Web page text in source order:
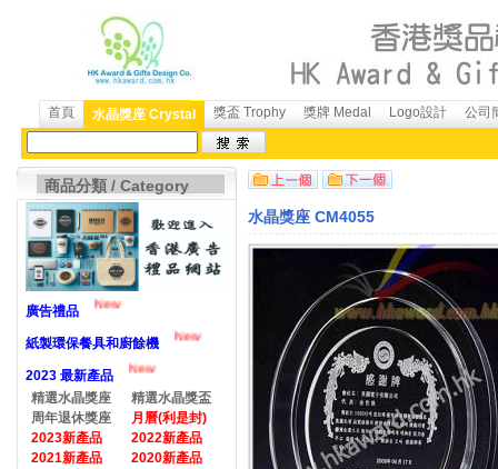
首頁 水晶獎座 Crystal 獎盃 Trophy 獎牌 Medal Logo設計 公司
商品分類 / Category
廣告禮品 New
紙製環保餐具和廚餘機 New
2023 最新產品
New
精選水晶獎座
精選水晶獎盃
周年退休獎座
月曆(利是封)
2023新產品
2022新產品
2021新產品
2020新產品
水晶獎座 CM4055